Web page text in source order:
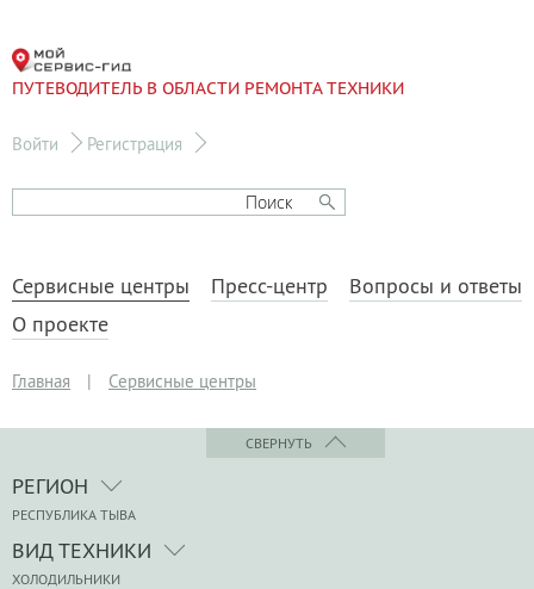
ПУТЕВОДИТЕЛЬ В ОБЛАСТИ РЕМОНТА ТЕХНИКИ
Войти Регистрация
Сервисные центры Пресс-центр
Вопросы и ответы
О проекте
Главная | Сервисные центры
СВЕРНУТЬ
РЕГИОН
РЕСПУБЛИКА ТЫВА
ВИД ТЕХНИКИ
ХОЛОДИЛЬНИКИ